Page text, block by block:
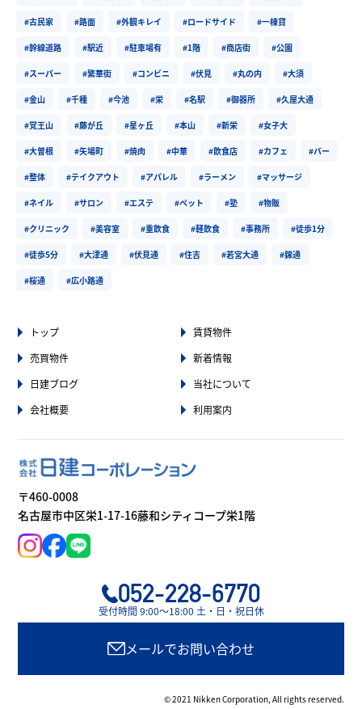
#古民家 #路面 #外観キレイ #ロードサイド #一棟貸
#幹線道路 #駅近 #駐車場有 #1階 #商店街 #公園
#スーパー #繁華街 #コンビニ #伏見 #丸の内 #大須
#金山 #千種 #今池 #栄 #名駅 #御器所 #久屋大通
#覚王山 #藤が丘 #星ヶ丘 #本山 #新栄 #女子大
#大曽根 #矢場町 #焼肉 #中華 #飲食店 #カフェ #バー
#整体 #テイクアウト #アパレル #ラーメン #マッサージ
#ネイル #サロン #エステ #ペット #塾 #物販
#クリニック #美容室 #重飲食 #軽飲食 #事務所 #徒歩1分
#徒歩5分 #大津通 #伏見通 #住吉 #若宮大通 #錦通
#桜通 #広小路通
トップ
賃貸物件
売買物件
新着情報
日建ブログ
当社について
会社概要
利用案内
〒460-0008
名古屋市中区栄1-17-16藤和シティコープ栄1階
052-228-6770
受付時間 9:00〜18:00 土・日・祝日休
メールでお問い合わせ
© 2021 Nikken Corporation, All rights reserved.